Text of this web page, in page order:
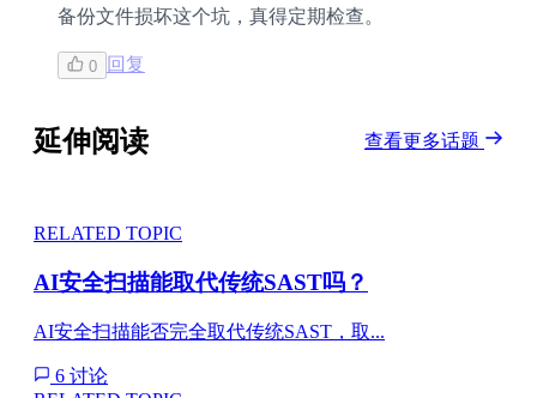
备份文件损坏这个坑，真得定期检查。
0 回复
延伸阅读 查看更多话题
RELATED TOPIC
AI安全扫描能取代传统SAST吗？
AI安全扫描能否完全取代传统SAST，取...
6 讨论